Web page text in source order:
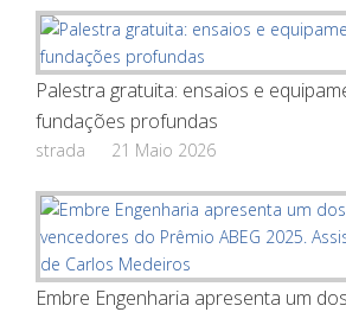
Palestra gratuita: ensaios e
fundações profundas
strada 21 Maio 2026
Embre Engenharia apresenta um